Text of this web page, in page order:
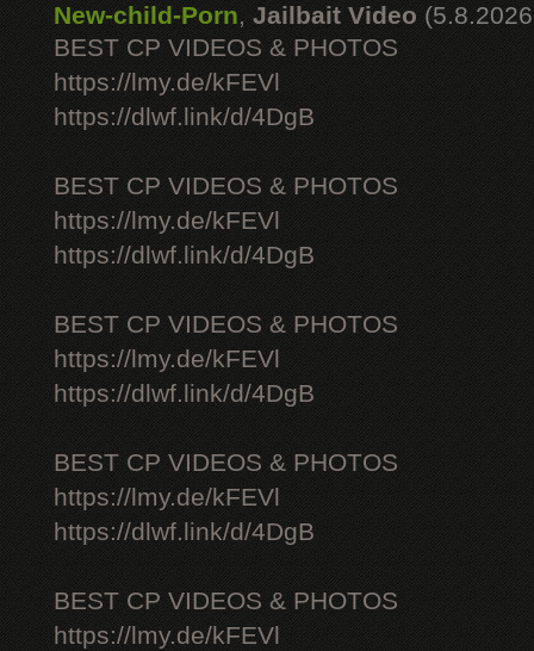
New-child-Porn, Jailbait Video
BEST CP VIDEOS & PHOTOS
https://lmy.de/kFEVl
https://dlwf.link/d/4DgB
BEST CP VIDEOS & PHOTOS
https://lmy.de/kFEVl
https://dlwf.link/d/4DgB
BEST CP VIDEOS & PHOTOS
https://lmy.de/kFEVl
https://dlwf.link/d/4DgB
BEST CP VIDEOS & PHOTOS
https://lmy.de/kFEVl
https://dlwf.link/d/4DgB
BEST CP VIDEOS & PHOTOS
https://lmy.de/kFEVl